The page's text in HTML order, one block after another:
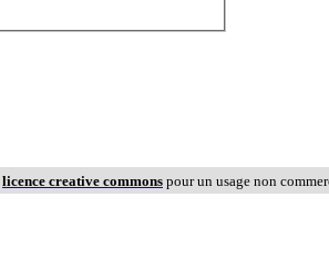
licence creative commons pour un usage non